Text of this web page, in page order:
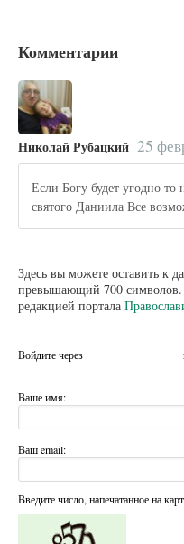
Комментарии
Николай Рубацкий 25
Если Богу будет угодно
святого Даниила Все
Здесь вы можете оставить к
превышающий 700 символов.
редакцией портала
Войдите через
Ваше имя:
Ваш email:
Введите число, напечатанное на